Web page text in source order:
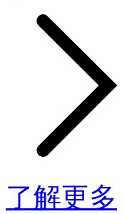
了解更多